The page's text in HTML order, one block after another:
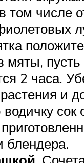
том числе
мяты, пусть
2 часа.
и
сок